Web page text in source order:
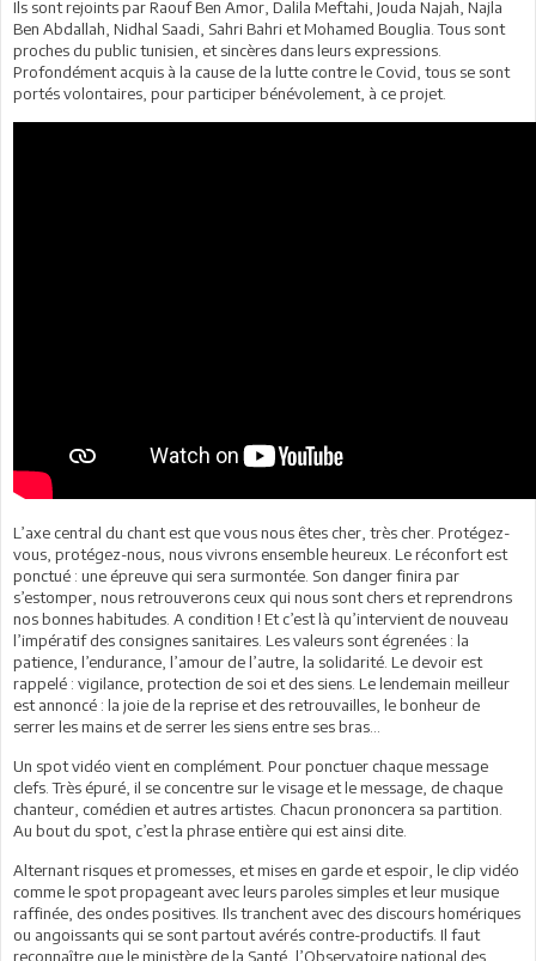
Ils sont rejoints par Raouf Ben Amor, Dalila Meftahi, Jouda Najah, Najla
Ben Abdallah, Nidhal Saadi, Sahri Bahri et Mohamed Bouglia. Tous sont
proches du public tunisien, et sincères dans leurs expressions.
Profondément acquis à la cause de la lutte contre le Covid, tous se sont
portés volontaires, pour participer bénévolement, à ce projet.
L’axe central du chant est que vous nous êtes cher, très cher. Protégez-
vous, protégez-nous, nous vivrons ensemble heureux. Le réconfort est
ponctué : une épreuve qui sera surmontée. Son danger finira par
s’estomper, nous retrouverons ceux qui nous sont chers et reprendrons
nos bonnes habitudes. A condition ! Et c’est là qu’intervient de nouveau
l’impératif des consignes sanitaires. Les valeurs sont égrenées : la
patience, l’endurance, l’amour de l’autre, la solidarité. Le devoir est
rappelé : vigilance, protection de soi et des siens. Le lendemain meilleur
est annoncé : la joie de la reprise et des retrouvailles, le bonheur de
serrer les mains et de serrer les siens entre ses bras...
Un spot vidéo vient en complément. Pour ponctuer chaque message
clefs. Très épuré, il se concentre sur le visage et le message, de chaque
chanteur, comédien et autres artistes. Chacun prononcera sa partition.
Au bout du spot, c’est la phrase entière qui est ainsi dite.
Alternant risques et promesses, et mises en garde et espoir, le clip vidéo
comme le spot propageant avec leurs paroles simples et leur musique
raffinée, des ondes positives. Ils tranchent avec des discours homériques
ou angoissants qui se sont partout avérés contre-productifs. Il faut
reconnaître que le ministère de la Santé, l’Observatoire national des